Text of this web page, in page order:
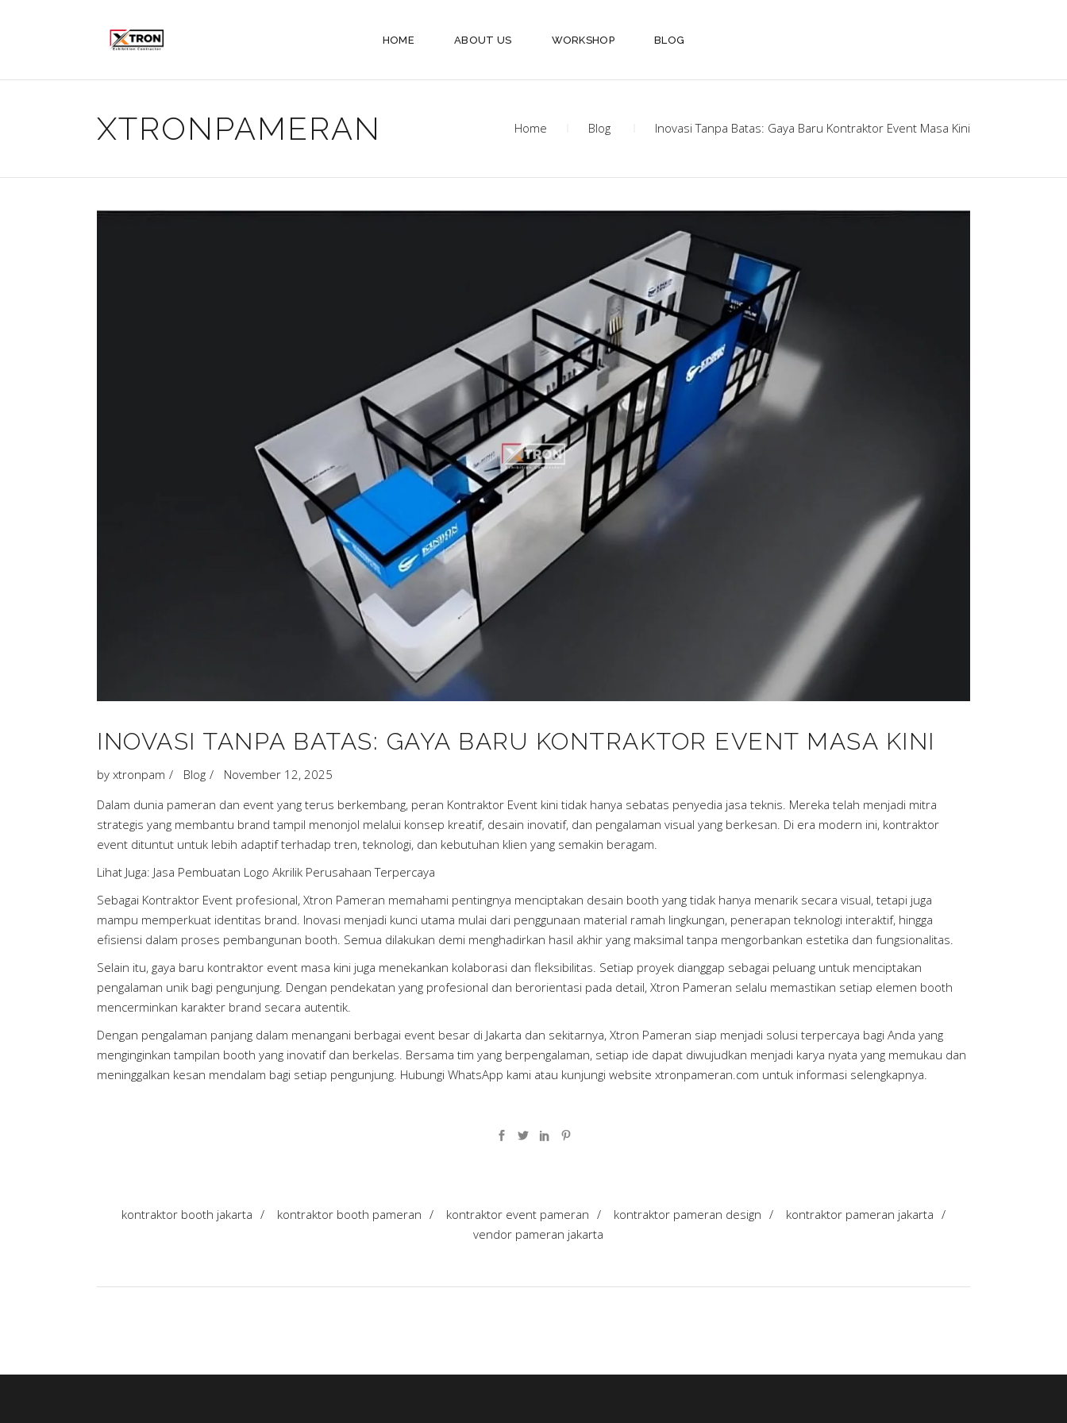
HOME ABOUT US WORKSHOP BLOG
XTRONPAMERAN Home Blog Inovasi Tanpa Batas: Gaya Baru Kontraktor Event Masa Kini
INOVASI TANPA BATAS: GAYA BARU KONTRAKTOR EVENT MASA KINI
by xtronpam Blog
November 12, 2025
Dalam dunia pameran dan event yang terus berkembang, peran Kontraktor Event kini tidak hanya sebatas penyedia jasa teknis. Mereka telah menjadi mitra
strategis yang membantu brand tampil menonjol melalui konsep kreatif, desain inovatif, dan pengalaman visual yang berkesan. Di era modern ini, kontraktor
event dituntut untuk lebih adaptif terhadap tren, teknologi, dan kebutuhan klien yang semakin beragam.
Lihat Juga: Jasa Pembuatan Logo Akrilik Perusahaan Terpercaya
Sebagai Kontraktor Event profesional, Xtron Pameran memahami pentingnya menciptakan desain booth yang tidak hanya menarik secara visual, tetapi juga
mampu memperkuat identitas brand. Inovasi menjadi kunci utama mulai dari penggunaan material ramah lingkungan, penerapan teknologi interaktif, hingga
efisiensi dalam proses pembangunan booth. Semua dilakukan demi menghadirkan hasil akhir yang maksimal tanpa mengorbankan estetika dan fungsionalitas.
Selain itu, gaya baru kontraktor event masa kini juga menekankan kolaborasi dan fleksibilitas. Setiap proyek dianggap sebagai peluang untuk menciptakan
pengalaman unik bagi pengunjung. Dengan pendekatan yang profesional dan berorientasi pada detail, Xtron Pameran selalu memastikan setiap elemen booth
mencerminkan karakter brand secara autentik.
Dengan pengalaman panjang dalam menangani berbagai event besar di Jakarta dan sekitarnya, Xtron Pameran siap menjadi solusi terpercaya bagi Anda yang
menginginkan tampilan booth yang inovatif dan berkelas. Bersama tim yang berpengalaman, setiap ide dapat diwujudkan menjadi karya nyata yang memukau dan
meninggalkan kesan mendalam bagi setiap pengunjung. Hubungi WhatsApp kami atau kunjungi website xtronpameran.com untuk informasi selengkapnya.
kontraktor booth jakarta / kontraktor booth pameran / kontraktor event pameran / kontraktor pameran design / kontraktor pameran jakarta /
vendor pameran jakarta